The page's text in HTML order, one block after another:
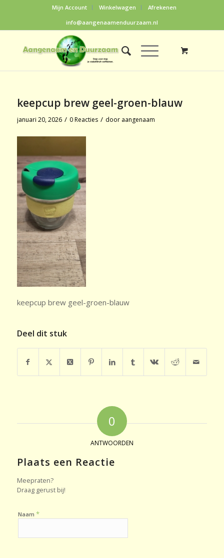
Mijn Account Winkelwagen
Afrekenen
info@aangenaamenduurzaam.nl
keepcup brew geel-groen-blauw
januari 20, 2026 / 0 Reacties / door aangenaam
keepcup brew geel-groen-blauw
Deel dit stuk
0
ANTWOORDEN
Plaats een Reactie
Meepraten?
Draag gerust bij!
Naam *